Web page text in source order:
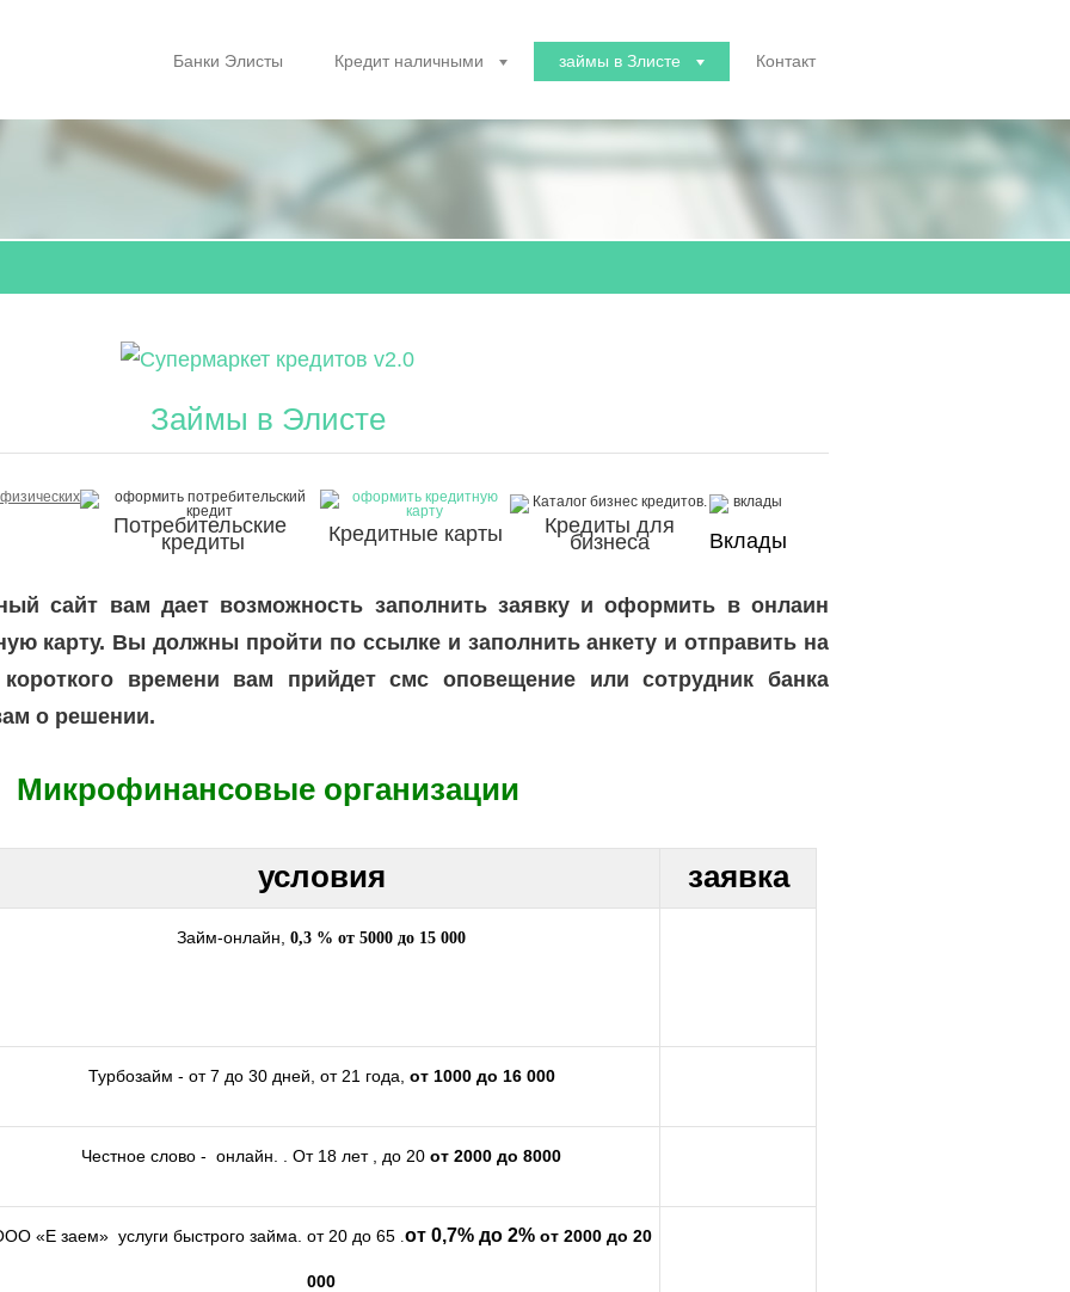
Банки Элисты Кредит наличными займы в Злисте Контакт
Займы в Элисте
Потребительские
кредиты Кредитные карты Кредиты для
бизнеса Вклады
сайт вам дает возможность заполнить заявку и оформить в онлаин
карту. Вы должны пройти по ссылке и заполнить анкету и отправить на
времени вам прийдет смс оповещение или сотрудник банка
о решении.
Микрофинансовые организации
условия заявка
Займ-онлайн, 0,3 % от 5000 до 15 000
Турбозайм - от 7 до 30 дней, от 21 года, от 1000 до 16 000
Честное слово - онлайн. . От 18 лет , до 20 от 2000 до 8000
«Е заем» услуги быстрого займа. от 20 до 65 .от 0,7% до 2% от 2000 до 20
000